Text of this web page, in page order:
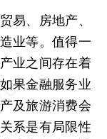
、房地产、
业等。值得一
业之间存在着
果金融服务业
及旅游消费会
系是有局限性